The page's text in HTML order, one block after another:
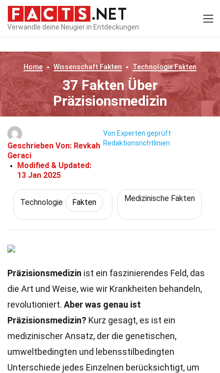
Verwandle deine Neugier in Entdeckungen
Home Wissenschaft Fakten TechnologieFakten
37 Fakten Über
Präzisionsmedizin
Geschrieben Von: Revkah
Geraci
Modified & Updated:
13 Jan 2025
Von Experten geprüft
Redaktionsrichtlinien
Technologie Fakten Medizinische Fakten
Präzisionsmedizin ist ein faszinierendes Feld, das
die Art und Weise, wie wir Krankheiten behandeln,
revolutioniert. Aber was genau ist
Präzisionsmedizin? Kurz gesagt, es ist ein
medizinischer Ansatz, der die genetischen,
umweltbedingten und lebensstilbedingten
Unterschiede jedes Einzelnen berücksichtigt, um